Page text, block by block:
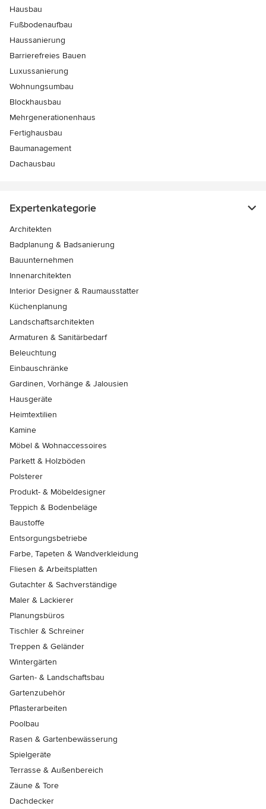
Hausbau
Fußbodenaufbau
Haussanierung
Barrierefreies Bauen
Luxussanierung
Wohnungsumbau
Blockhausbau
Mehrgenerationenhaus
Fertighausbau
Baumanagement
Dachausbau
Expertenkategorie
Architekten
Badplanung & Badsanierung
Bauunternehmen
Innenarchitekten
Interior Designer & Raumausstatter
Küchenplanung
Landschaftsarchitekten
Armaturen & Sanitärbedarf
Beleuchtung
Einbauschränke
Gardinen, Vorhänge & Jalousien
Hausgeräte
Heimtextilien
Kamine
Möbel & Wohnaccessoires
Parkett & Holzböden
Polsterer
Produkt- & Möbeldesigner
Teppich & Bodenbeläge
Baustoffe
Entsorgungsbetriebe
Farbe, Tapeten & Wandverkleidung
Fliesen & Arbeitsplatten
Gutachter & Sachverständige
Maler & Lackierer
Planungsbüros
Tischler & Schreiner
Treppen & Geländer
Wintergärten
Garten- & Landschaftsbau
Gartenzubehör
Pflasterarbeiten
Poolbau
Rasen & Gartenbewässerung
Spielgeräte
Terrasse & Außenbereich
Zäune & Tore
Dachdecker